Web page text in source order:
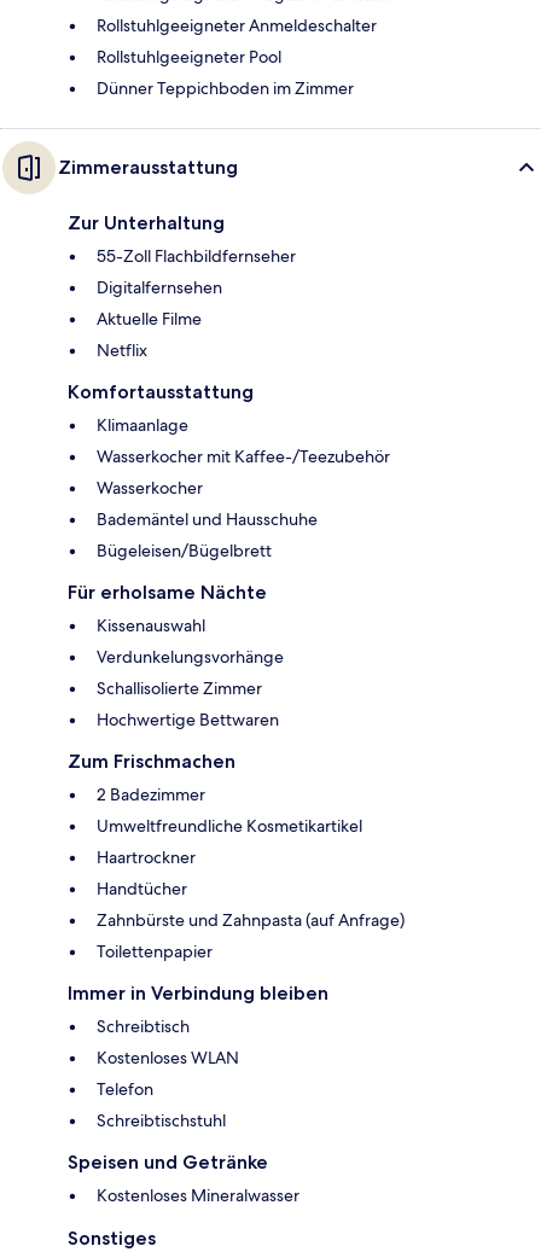
Rollstuhlgeeigneter Anmeldeschalter
Rollstuhlgeeigneter Pool
Dünner Teppichboden im Zimmer
Zimmerausstattung
Zur Unterhaltung
55-Zoll Flachbildfernseher
Digitalfernsehen
Aktuelle Filme
Netflix
Komfortausstattung
Klimaanlage
Wasserkocher mit Kaffee-/Teezubehör
Wasserkocher
Bademäntel und Hausschuhe
Bügeleisen/Bügelbrett
Für erholsame Nächte
Kissenauswahl
Verdunkelungsvorhänge
Schallisolierte Zimmer
Hochwertige Bettwaren
Zum Frischmachen
2 Badezimmer
Umweltfreundliche Kosmetikartikel
Haartrockner
Handtücher
Zahnbürste und Zahnpasta (auf Anfrage)
Toilettenpapier
Immer in Verbindung bleiben
Schreibtisch
Kostenloses WLAN
Telefon
Schreibtischstuhl
Speisen und Getränke
Kostenloses Mineralwasser
Sonstiges